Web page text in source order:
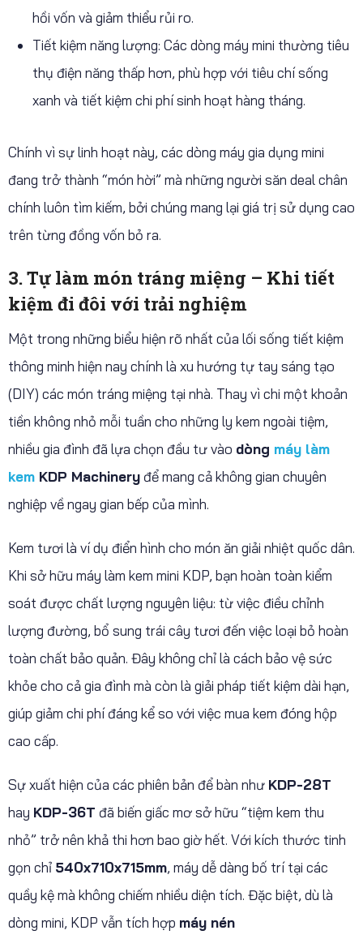
hồi vốn và giảm thiểu rủi ro.
Tiết kiệm năng lượng: Các dòng máy mini thường tiêu
thụ điện năng thấp hơn, phù hợp với tiêu chí sống
xanh và tiết kiệm chi phí sinh hoạt hàng tháng.
Chính vì sự linh hoạt này, các dòng máy gia dụng mini
đang trở thành “món hời” mà những người săn deal chân
chính luôn tìm kiếm, bởi chúng mang lại giá trị sử dụng cao
trên từng đồng vốn bỏ ra.
3. Tự làm món tráng miệng – Khi tiết
kiệm đi đôi với trải nghiệm
Một trong những biểu hiện rõ nhất của lối sống tiết kiệm
thông minh hiện nay chính là xu hướng tự tay sáng tạo
(DIY) các món tráng miệng tại nhà. Thay vì chi một khoản
tiền không nhỏ mỗi tuần cho những ly kem ngoài tiệm,
nhiều gia đình đã lựa chọn đầu tư vào dòng máy làm
kem KDP Machinery để mang cả không gian chuyên
nghiệp về ngay gian bếp của mình.
Kem tươi là ví dụ điển hình cho món ăn giải nhiệt quốc dân.
Khi sở hữu máy làm kem mini KDP, bạn hoàn toàn kiểm
soát được chất lượng nguyên liệu: từ việc điều chỉnh
lượng đường, bổ sung trái cây tươi đến việc loại bỏ hoàn
toàn chất bảo quản. Đây không chỉ là cách bảo vệ sức
khỏe cho cả gia đình mà còn là giải pháp tiết kiệm dài hạn,
giúp giảm chi phí đáng kể so với việc mua kem đóng hộp
cao cấp.
Sự xuất hiện của các phiên bản để bàn như KDP-28T
hay KDP-36T đã biến giấc mơ sở hữu “tiệm kem thu
nhỏ” trở nên khả thi hơn bao giờ hết. Với kích thước tinh
gọn chỉ 540x710x715mm, máy dễ dàng bố trí tại các
quầy kệ mà không chiếm nhiều diện tích. Đặc biệt, dù là
dòng mini, KDP vẫn tích hợp máy nén